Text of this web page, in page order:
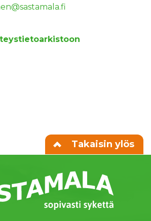
Takaisin ylös